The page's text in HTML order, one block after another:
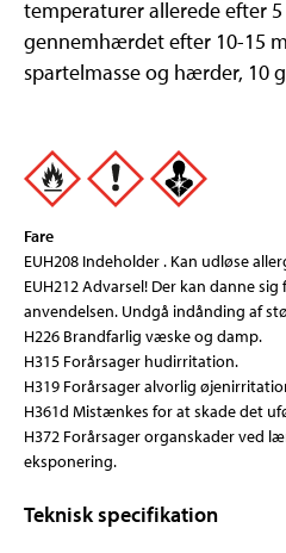
temperaturer allerede efter
gennemhærdet efter 10-15
spartelmasse og hærder, 10
Fare
EUH208 Indeholder . Kan udløse
EUH212 Advarsel! Der kan danne
anvendelsen. Undgå indånding af
H226 Brandfarlig væske og damp.
H315 Forårsager hudirritation.
H319 Forårsager alvorlig
H361d Mistænkes for at skade det
H372 Forårsager organskader ved
eksponering.
Teknisk specifikation